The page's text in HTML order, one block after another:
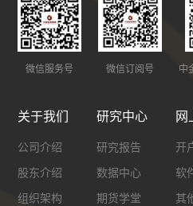
微信服务号 微信订阅号 中
关于我们
公司介绍
股东介绍
组织架构
研究中心
研究报告
数据中心
期货学堂
网
开
软
其